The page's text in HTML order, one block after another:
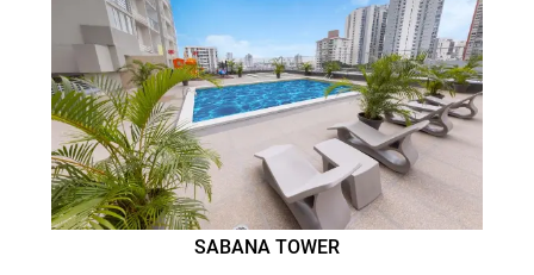
SABANA TOWER